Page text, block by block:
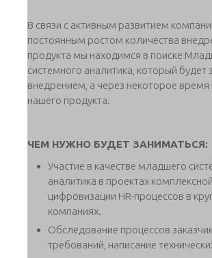
В связи с активным развитием
постоянным ростом количества
продукта мы находимся в поиске
системного аналитика, который будет
внедрением, а через некоторое время
нашего продукта.
ЧЕМ НУЖНО БУДЕТ ЗАНИМАТЬСЯ:
Участие в качестве младшего
аналитика в проектах комплексной
цифровизации HR-процессов в
компаниях.
Обследование процессов
требований, написание